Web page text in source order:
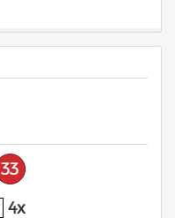
33
4x